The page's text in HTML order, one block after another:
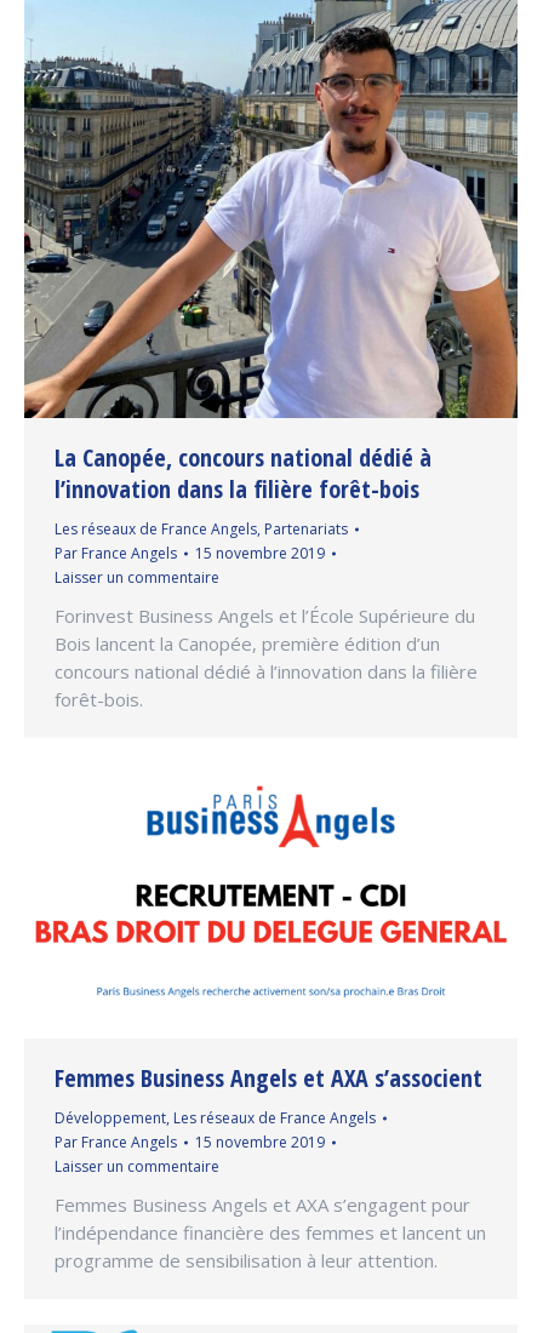
La Canopée, concours national dédié à
l’innovation dans la filière forêt-bois
Les réseaux de France Angels, Partenariats
Par France Angels
15 novembre 2019
Laisser un commentaire
Forinvest Business Angels et l’École Supérieure du
Bois lancent la Canopée, première édition d’un
concours national dédié à l’innovation dans la filière
forêt-bois.
Femmes Business Angels et AXA s’associent
Développement, Les réseaux de France Angels
Par France Angels
15 novembre 2019
Laisser un commentaire
Femmes Business Angels et AXA s’engagent pour
l’indépendance financière des femmes et lancent un
programme de sensibilisation à leur attention.